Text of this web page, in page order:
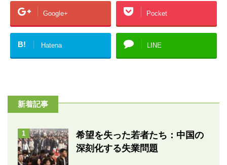
Google+ Pocket
B! Hatena LINE
新着記事
1
希望を失った若者たち：中国の
深刻化する失業問題